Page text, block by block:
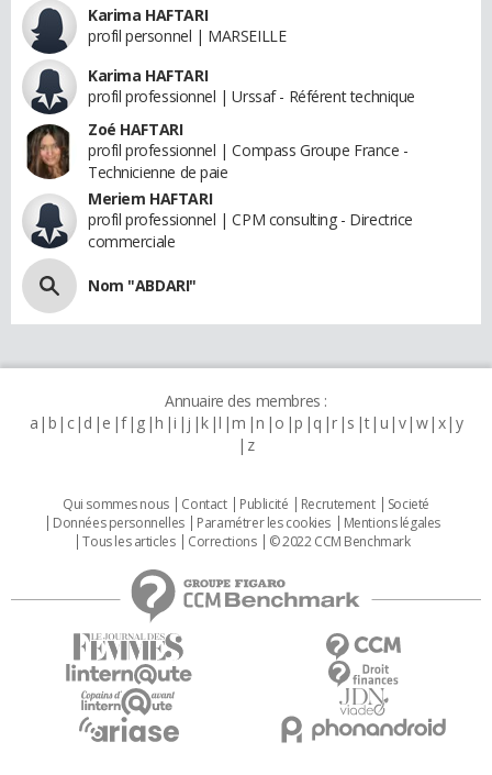
Karima HAFTARI
profil personnel | MARSEILLE
Karima HAFTARI
profil professionnel | Urssaf - Référent technique
Zoé HAFTARI
profil professionnel | Compass Groupe France -
Technicienne de paie
Meriem HAFTARI
profil professionnel | CPM consulting - Directrice
commerciale
Nom "ABDARI"
Annuaire des membres :
a b c d e f g h i j k l m n o p q r s t u v w x y
z
Qui sommes nous Contact Publicité Recrutement
Societé
Données personnelles
Paramétrer les cookies
Mentions légales
Tous les articles
Corrections © 2022 CCM Benchmark